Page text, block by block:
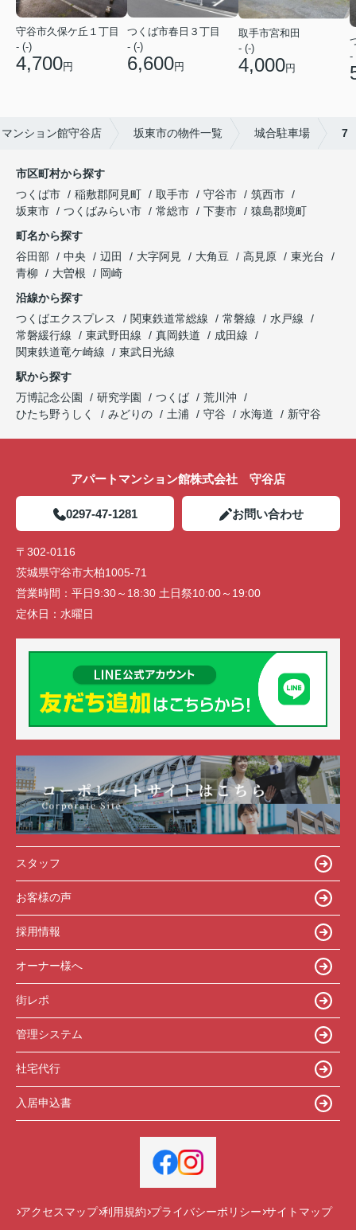
守谷市久保ケ丘１丁目
- (-)
4,700円
つくば市春日３丁目
- (-)
6,600円
取手市宮和田
- (-)
4,000円
-
ンション館守谷店 坂東市の物件一覧 城合駐車場 7
市区町村から探す
つくば市
稲敷郡阿見町 取手市 守谷市
筑西市
坂東市
つくばみらい市 常総市 下妻市
猿島郡境町
町名から探す
谷田部
中央 辺田 大字阿見 大角豆 高見原
東光台
青柳
大曽根
岡崎
沿線から探す
つくばエクスプレス
関東鉄道常総線 常磐線
水戸線
常磐緩行線
東武野田線 真岡鉄道
成田線
関東鉄道竜ケ崎線
東武日光線
駅から探す
万博記念公園
研究学園 つくば
荒川沖
ひたち野うしく
みどりの 土浦 守谷 水海道 新守谷
アパートマンション館株式会社 守谷店
0297-47-1281 お問い合わせ
〒302-0116
茨城県守谷市大柏1005-71
営業時間： 平日9:30～18:30 土日祭10:00～19:00
定休日： 水曜日
スタッフ
お客様の声
採用情報
オーナー様へ
街レポ
管理システム
社宅代行
入居申込書
アクセスマップ 利用規約 プライバシーポリシー サイトマップ